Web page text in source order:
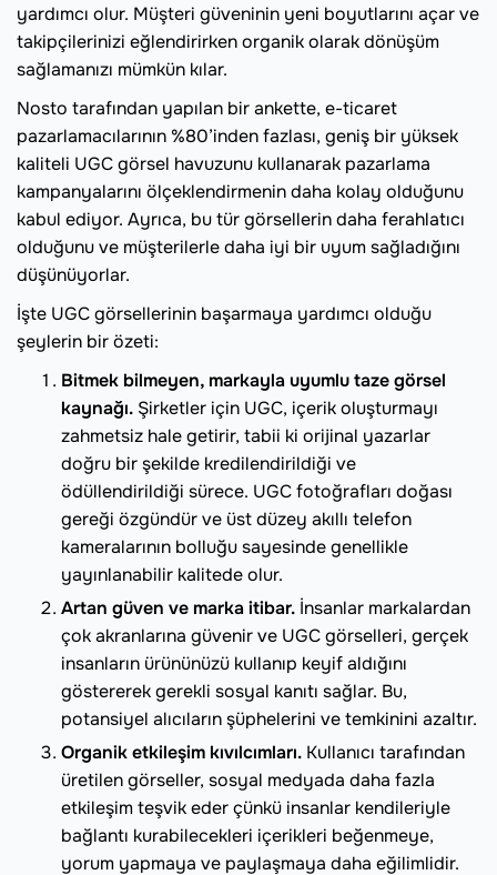
yardımcı olur. Müşteri güveninin yeni boyutlarını açar ve
takipçilerinizi eğlendirirken organik olarak dönüşüm
sağlamanızı mümkün kılar.
Nosto tarafından yapılan bir ankette, e-ticaret
pazarlamacılarının %80’inden fazlası, geniş bir yüksek
kaliteli UGC görsel havuzunu kullanarak pazarlama
kampanyalarını ölçeklendirmenin daha kolay olduğunu
kabul ediyor. Ayrıca, bu tür görsellerin daha ferahlatıcı
olduğunu ve müşterilerle daha iyi bir uyum sağladığını
düşünüyorlar.
İşte UGC görsellerinin başarmaya yardımcı olduğu
şeylerin bir özeti:
Bitmek bilmeyen, markayla uyumlu taze görsel
kaynağı. Şirketler için UGC, içerik oluşturmayı
zahmetsiz hale getirir, tabii ki orijinal yazarlar
doğru bir şekilde kredilendirildiği ve
ödüllendirildiği sürece. UGC fotoğrafları doğası
gereği özgündür ve üst düzey akıllı telefon
kameralarının bolluğu sayesinde genellikle
yayınlanabilir kalitede olur.
Artan güven ve marka itibar. İnsanlar markalardan
çok akranlarına güvenir ve UGC görselleri, gerçek
insanların ürününüzü kullanıp keyif aldığını
göstererek gerekli sosyal kanıtı sağlar. Bu,
potansiyel alıcıların şüphelerini ve temkinini azaltır.
Organik etkileşim kıvılcımları. Kullanıcı tarafından
üretilen görseller, sosyal medyada daha fazla
etkileşim teşvik eder çünkü insanlar kendileriyle
bağlantı kurabilecekleri içerikleri beğenmeye,
yorum yapmaya ve paylaşmaya daha eğilimlidir.